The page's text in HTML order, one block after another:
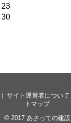
23
30
サイト運営者について
トマップ
© 2017 あさっての建設